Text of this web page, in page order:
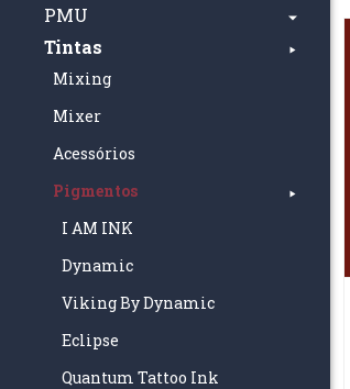
PMU
Tintas
Mixing
Mixer
Acessórios
Pigmentos
I AM INK
Dynamic
Viking By Dynamic
Eclipse
Quantum Tattoo Ink